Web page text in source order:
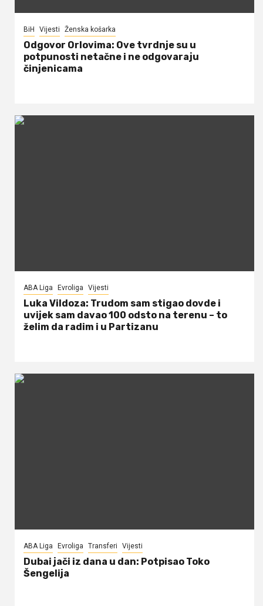
BiH Vijesti Ženska košarka
Odgovor Orlovima: ​Ove tvrdnje su u
potpunosti netačne i ne odgovaraju
činjenicama
ABA Liga Evroliga Vijesti
Luka Vildoza: Trudom sam stigao dovde i
uvijek sam davao 100 odsto na terenu – to
želim da radim i u Partizanu
ABA Liga Evroliga Transferi Vijesti
Dubai jači iz dana u dan: Potpisao Toko
Šengelija